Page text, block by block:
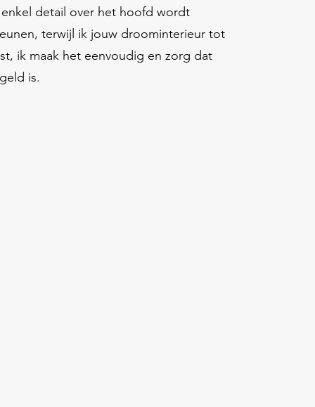
detail over het hoofd wordt
terwijl ik jouw droominterieur tot
ik maak het eenvoudig en zorg dat
is.